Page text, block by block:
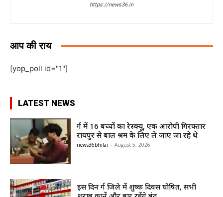
https://news36.in
आप की राय
[yop_poll id="1"]
LATEST NEWS
दुर्ग में 16 बच्चों का रेस्क्यू, एक आरोपी गिरफ्तार
रायपुर से बाल श्रम के लिए ले जाए जा रहे थे
news36bhilai - August 5, 2026
इस दिन दुर्ग जिले में शुष्क दिवस घोषित, सभी